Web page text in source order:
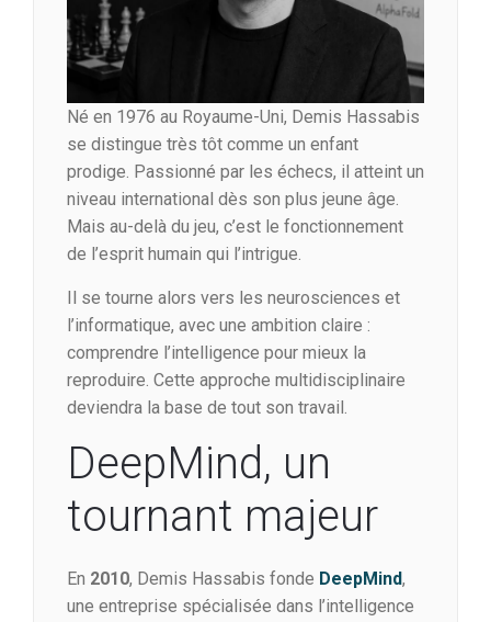
Né en 1976 au Royaume-Uni, Demis Hassabis
se distingue très tôt comme un enfant
prodige. Passionné par les échecs, il atteint un
niveau international dès son plus jeune âge.
Mais au-delà du jeu, c’est le fonctionnement
de l’esprit humain qui l’intrigue.
Il se tourne alors vers les neurosciences et
l’informatique, avec une ambition claire :
comprendre l’intelligence pour mieux la
reproduire. Cette approche multidisciplinaire
deviendra la base de tout son travail.
DeepMind, un
tournant majeur
En 2010, Demis Hassabis fonde DeepMind,
une entreprise spécialisée dans l’intelligence